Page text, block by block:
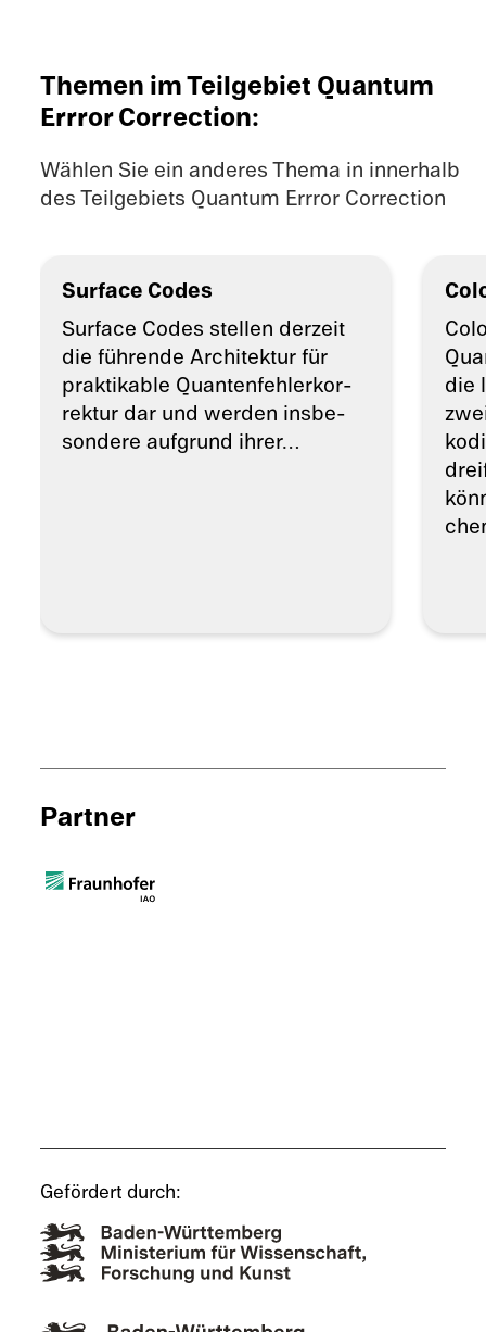
Themen im Teilgebiet Quantum
Errror Correction:
Wählen Sie ein anderes Thema in innerhalb
des Teilgebiets Quantum Errror Correction
Surface Codes
Surface Codes stellen derzeit
die führende Archi­tek­tur für
prakti­ka­ble Quanten­feh­ler­kor­
rek­tur dar und werden insbe­
son­dere aufgrund ihrer…
die
Partner
Gefördert durch: